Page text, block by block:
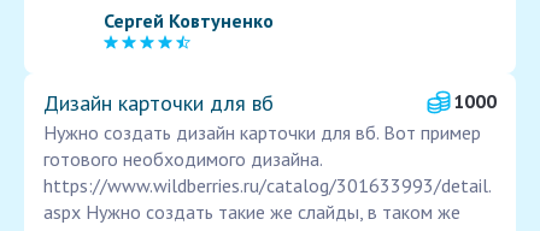
Сергей Ковтуненко
Дизайн карточки для вб
1000
Нужно создать дизайн карточки для вб. Вот пример
готового необходимого дизайна.
https://www.wildberries.ru/catalog/301633993/detail.
aspx Нужно создать такие же слайды, в таком же